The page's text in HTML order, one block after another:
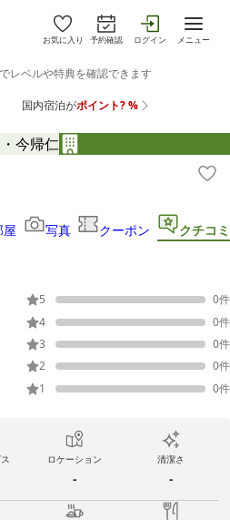
お気に入り 予約確認 ログイン メニュー
今帰仁
屋 写真 クーポン クチコミ
5 0件
4
0件
3
0件
2
0件
1
0件
ロケーション
-
清潔さ
-